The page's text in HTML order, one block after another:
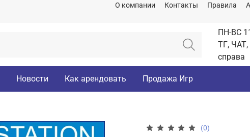
О компании Контакты Правила
ПН-ВС
ТГ, ЧАТ,
справа
Новости Как арендовать Продажа Игр
(0)